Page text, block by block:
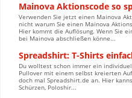
Mainova Aktionscode so
Verwenden Sie jetzt einen Mainova
nicht warum Sie einen Mainova
Hier kommt die Auflösung. Wenn Sie
bei Mainova abschließen könne...
Spreadshirt: T-Shirts
Du wolltest schon immer ein
Pullover mit einem selbst kreierten
doch mal Spreadshirt.de an. Hier
Schürzen, Poloshir...